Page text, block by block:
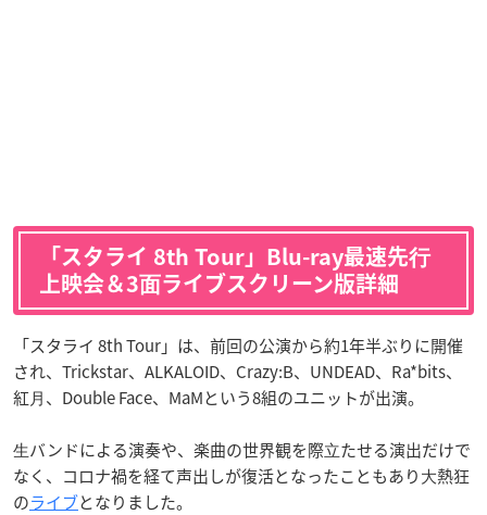
「スタライ 8th Tour」Blu-ray最速先⾏
上映会＆3⾯ライブスクリーン版詳細
「スタライ 8th Tour」は、前回の公演から約1年半ぶりに開催
され、Trickstar、ALKALOID、Crazy:B、UNDEAD、Ra*bits、
紅⽉、Double Face、MaMという8組のユニットが出演。
⽣バンドによる演奏や、楽曲の世界観を際⽴たせる演出だけで
なく、コロナ禍を経て声出しが復活となったこともあり⼤熱狂
のライブとなりました。